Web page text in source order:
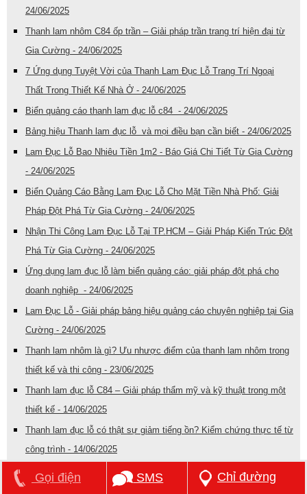
24/06/2025
Thanh lam nhôm C84 ốp trần – Giải pháp trần trang trí hiện đại từ
Gia Cường - 24/06/2025
7 Ứng dụng Tuyệt Vời của Thanh Lam Đục Lỗ Trang Trí Ngoại
Thất Trong Thiết Kế Nhà Ở - 24/06/2025
Biển quảng cáo thanh lam đục lỗ c84 - 24/06/2025
Bảng hiệu Thanh lam đục lỗ và mọi điều bạn cần biết - 24/06/2025
Lam Đục Lỗ Bao Nhiêu Tiền 1m2 - Báo Giá Chi Tiết Từ Gia Cường
- 24/06/2025
Biển Quảng Cáo Bằng Lam Đục Lỗ Cho Mặt Tiền Nhà Phố: Giải
Pháp Đột Phá Từ Gia Cường - 24/06/2025
Nhận Thi Công Lam Đục Lỗ Tại TP.HCM – Giải Pháp Kiến Trúc Đột
Phá Từ Gia Cường - 24/06/2025
Ứng dụng lam đục lỗ làm biển quảng cáo: giải pháp đột phá cho
doanh nghiệp - 24/06/2025
Lam Đục Lỗ - Giải pháp bảng hiệu quảng cáo chuyên nghiệp tại Gia
Cường - 24/06/2025
Thanh lam nhôm là gì? Ưu nhược điểm của thanh lam nhôm trong
thiết kế và thi công - 23/06/2025
Thanh lam đục lỗ C84 – Giải pháp thẩm mỹ và kỹ thuật trong một
thiết kế - 14/06/2025
Thanh lam đục lỗ có thật sự giảm tiếng ồn? Kiểm chứng thực tế từ
công trình - 14/06/2025
Top 5 ứng dụng nổi bật của thanh lam C84 đục lỗ trong thiết kế
công trình hiện đại - 14/06/2025
Gọi điện SMS Chỉ đường